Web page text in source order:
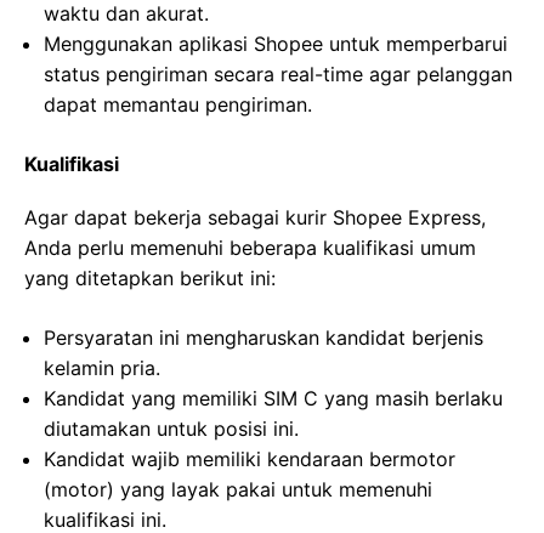
waktu dan akurat.
Menggunakan aplikasi Shopee untuk memperbarui
status pengiriman secara real-time agar pelanggan
dapat memantau pengiriman.
Kualifikasi
Agar dapat bekerja sebagai kurir Shopee Express,
Anda perlu memenuhi beberapa kualifikasi umum
yang ditetapkan berikut ini:
Persyaratan ini mengharuskan kandidat berjenis
kelamin pria.
Kandidat yang memiliki SIM C yang masih berlaku
diutamakan untuk posisi ini.
Kandidat wajib memiliki kendaraan bermotor
(motor) yang layak pakai untuk memenuhi
kualifikasi ini.